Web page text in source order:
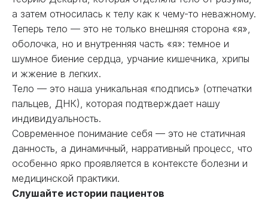
а затем относилась к телу как к чему-то неважному.
Теперь тело — это не только внешняя сторона «я»,
оболочка, но и внутренняя часть «я»: темное и
шумное биение сердца, урчание кишечника, хрипы
и жжение в легких.
Тело — это наша уникальная «подпись» (отпечатки
пальцев, ДНК), которая подтверждает нашу
индивидуальность.
Современное понимание себя — это не статичная
данность, а динамичный, нарративный процесс, что
особенно ярко проявляется в контексте болезни и
медицинской практики.
Слушайте истории пациентов